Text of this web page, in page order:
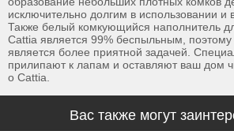
исключительно долгим в использовании и
Также белый комкующийся наполнитель
Сattia является 99% беспыльным, поэтому
является более приятной задачей.
прилипают к лапам и оставляют ваш дом
о Cattia.
Вас также могут